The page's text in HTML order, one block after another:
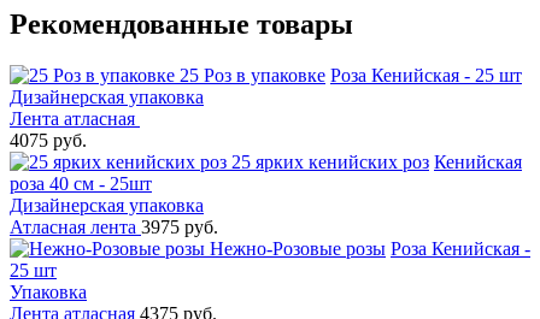
Рекомендованные товары
25 Роз в упаковке Роза Кенийская - 25 шт
Дизайнерская упаковка
Лента атласная
4075 руб.
25 ярких кенийских роз Кенийская
роза 40 см - 25шт
Дизайнерская упаковка
Атласная лента 3975 руб.
Нежно-Розовые розы Роза Кенийская -
25 шт
Упаковка
Лента атласная 4375 руб.